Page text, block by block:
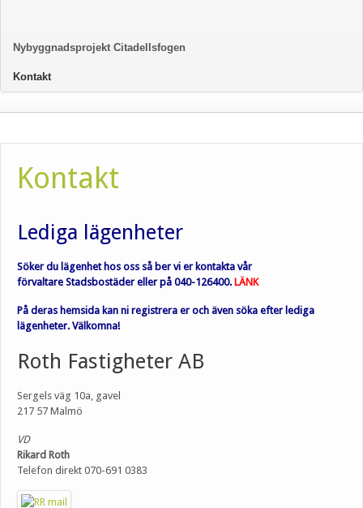
Nybyggnadsprojekt Citadellsfogen
Kontakt
Kontakt
Lediga lägenheter
Söker du lägenhet hos oss så ber vi er kontakta vår
förvaltare Stadsbostäder eller på 040-126400. LÄNK
På deras hemsida kan ni registrera er och även söka efter lediga
lägenheter. Välkomna!
Roth Fastigheter AB
Sergels väg 10a, gavel
217 57 Malmö
VD
Rikard Roth
Telefon direkt 070-691 0383